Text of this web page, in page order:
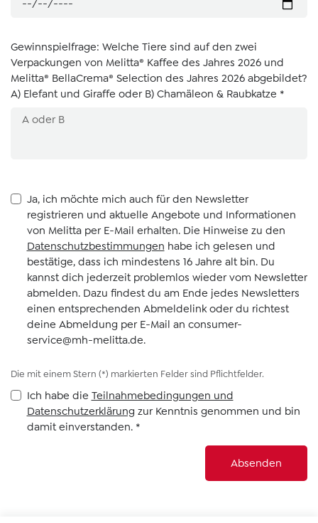
Gewinnspielfrage: Welche Tiere sind auf den zwei
Verpackungen von Melitta® Kaffee des Jahres 2026 und
Melitta® BellaCrema® Selection des Jahres 2026 abgebildet?
A) Elefant und Giraffe oder B) Chamäleon & Raubkatze *
Ja, ich möchte mich auch für den Newsletter
registrieren und aktuelle Angebote und Informationen
von Melitta per E-Mail erhalten. Die Hinweise zu den
Datenschutzbestimmungen habe ich gelesen und
bestätige, dass ich mindestens 16 Jahre alt bin. Du
kannst dich jederzeit problemlos wieder vom Newsletter
abmelden. Dazu findest du am Ende jedes Newsletters
einen entsprechenden Abmeldelink oder du richtest
deine Abmeldung per E-Mail an consumer-
service@mh-melitta.de.
Die mit einem Stern (*) markierten Felder sind Pflichtfelder.
Ich habe die Teilnahmebedingungen und
Datenschutzerklärung zur Kenntnis genommen und bin
damit einverstanden. *
Absenden